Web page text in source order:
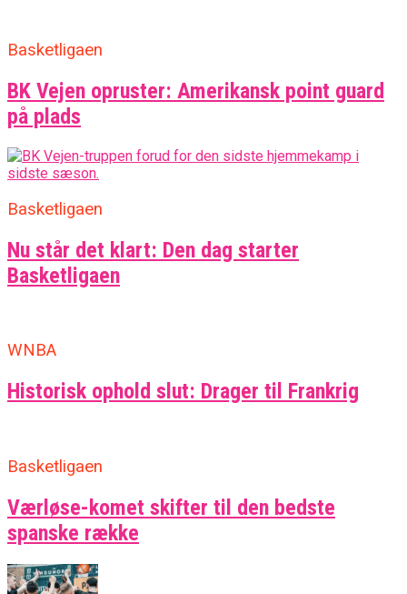
Basketligaen
BK Vejen opruster: Amerikansk point guard
på plads
Basketligaen
Nu står det klart: Den dag starter
Basketligaen
WNBA
Historisk ophold slut: Drager til Frankrig
Basketligaen
Værløse-komet skifter til den bedste
spanske række